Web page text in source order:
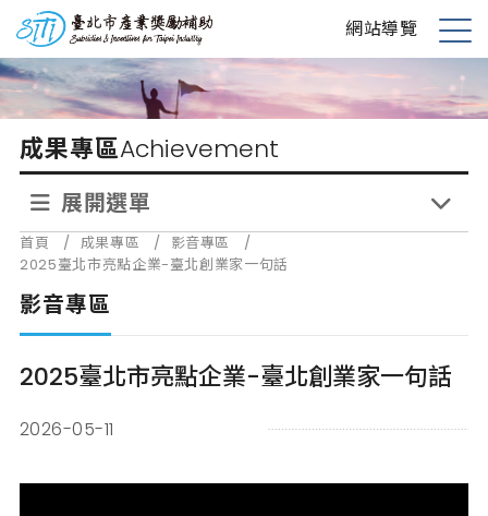
到
主
要
內
台北市產業獎勵補助 網站導覽
展
開
選
單
成果專區Achievement
展開選單
首頁 / 成果專區 / 影音專區
/
2025臺北市亮點企業-臺北創業家一句話
影音專區
2025臺北市亮點企業-臺北創業家一句話
2026-05-11